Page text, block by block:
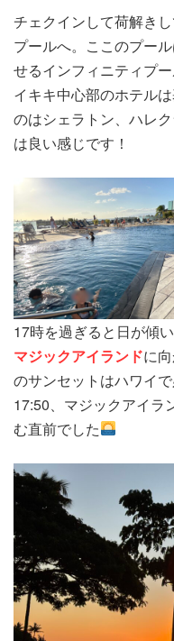
チェクインして荷解き
プールへ。ここのプー
せるインフィニティプ
イキキ中心部のホテル
のはシェラトン、ハレ
は良い感じです！
17時を過ぎると日が傾
マジックアイランドに
のサンセットはハワイ
17:50、マジックアイラ
む直前でした